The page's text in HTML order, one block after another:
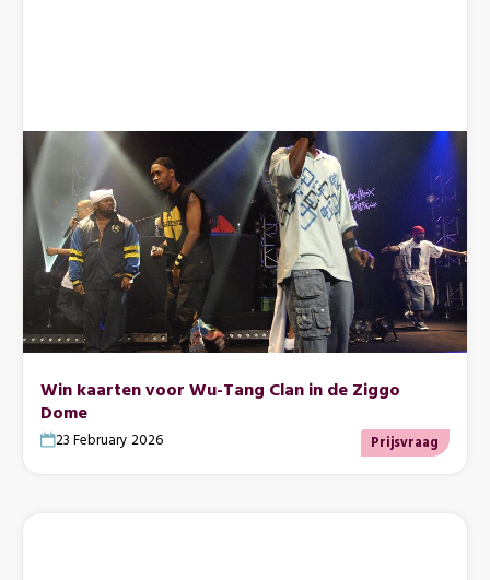
Win kaarten voor Wu-Tang Clan in de Ziggo
Dome
23 February 2026 Prijsvraag